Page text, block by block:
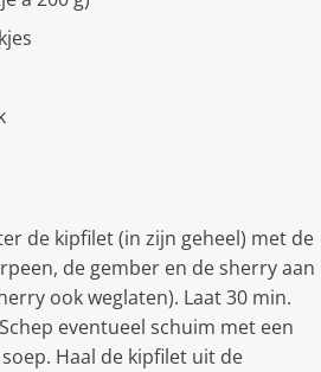
de kipfilet (in zijn geheel) met de
de gember en de sherry aan
ook weglaten). Laat 30 min.
eventueel schuim met een
Haal de kipfilet uit de